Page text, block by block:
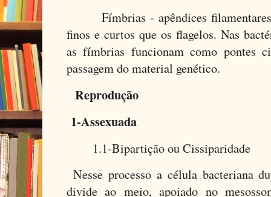
Fímbrias - apêndices
finos e curtos que os flagelos. Nas
as fímbrias funcionam como pontes
passagem do material genético.
Reprodução
1-Assexuada
1.1-Bipartição ou Cissiparidade
Nesse processo a célula bacteriana
divide ao meio, apoiado no